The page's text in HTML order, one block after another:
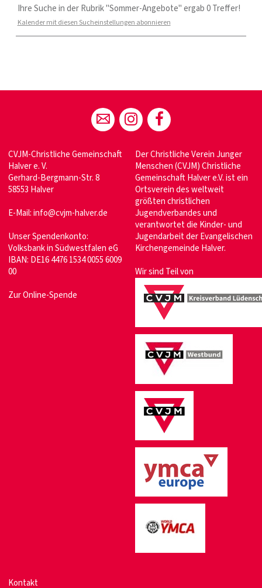
Ihre Suche in der Rubrik "Sommer-Angebote" ergab 0 Treffer!
Kalender mit diesen Sucheinstellungen abonnieren
CVJM-Christliche Gemeinschaft
Halver e. V.
Gerhard-Bergmann-Str. 8
58553 Halver
E-Mail:info@cvjm-halver.de
Unser Spendenkonto:
Volksbank in Südwestfalen eG
IBAN: DE16 4476 1534 0055 6009
00
Zur Online-Spende
Der Christliche Verein Junger
Menschen (CVJM) Christliche
Gemeinschaft Halver e.V. ist ein
Ortsverein des weltweit
größten christlichen
Jugendverbandes und
verantwortet die Kinder- und
Jugendarbeit der Evangelischen
Kirchengemeinde Halver.
Wir sind Teil von
Kontakt